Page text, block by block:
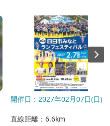
開催日：2027年02月07日(日)
直線距離：6.6km